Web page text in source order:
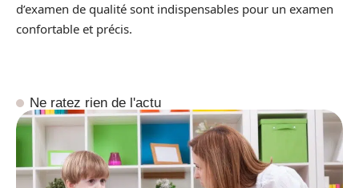
d’examen de qualité sont indispensables pour un examen
confortable et précis.
Ne ratez rien de l'actu